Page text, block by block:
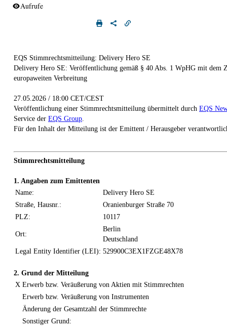
Aufrufe
EQS Stimmrechtsmitteilung: Delivery Hero SE
Delivery Hero SE: Veröffentlichung gemäß § 40 Abs. 1 WpHG mit dem
europaweiten Verbreitung
27.05.2026 / 18:00 CET/CEST
Veröffentlichung einer Stimmrechtsmitteilung übermittelt durch EQS
Service der EQS Group
Für den Inhalt der Mitteilung ist der Emittent / Herausgeber
Stimmrechtsmitteilung
1. Angaben zum Emittenten
Name:
Delivery Hero SE
Straße, Hausnr.:
Oranienburger Straße 70
PLZ:
10117
Ort:
Berlin
Deutschland
Legal Entity Identifier (LEI): 529900C3EX1FZGE48X78
2. Grund der Mitteilung
X Erwerb bzw. Veräußerung von Aktien mit Stimmrechten
Erwerb bzw. Veräußerung von Instrumenten
Änderung der Gesamtzahl der Stimmrechte
Sonstiger Grund: